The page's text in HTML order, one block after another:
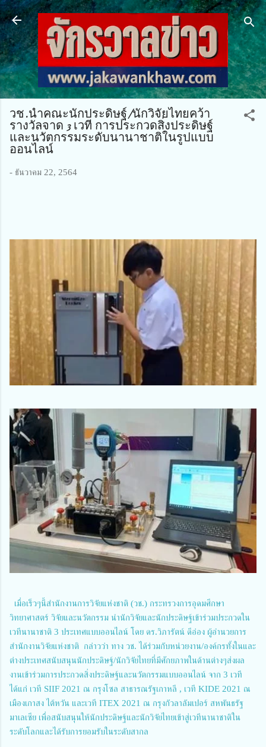
ข้ามไปที่เนื้อหาหลัก
วช.นำคณะนักประดิษฐ์/นักวิจัยไทยคว้า
รางวัลจาด 3 เวที การประกวดสิ่งประดิษฐ์
และนวัตกรรมระดับนานาชาติในรูปแบบ
ออนไลน์
- ธันวาคม 22, 2564
เมื่อเร็วๆนี้สำนักงานการวิจัยแห่งชาติ (วช.) กระทรวงการอุดมศึกษา
วิทยาศาสตร์ วิจัยและนวัตกรรม นำนักวิจัยและนักประดิษฐ์เข้าร่วมประกวดใน
เวทีนานาชาติ 3 ประเทศแบบออนไลน์ โดย ดร.วิภารัตน์ ดีอ่อง ผู้อำนวยการ
สำนักงานวิจัยแห่งชาติ กล่าวว่า ทาง วช. ได้ร่วมกับหน่วยงาน/องค์กรทั้งในและ
ต่างประเทศสนับสนุนนักประดิษฐ์/นักวิจัยไทยที่มีศักยภาพในด้านต่างๆส่งผล
งานเข้าร่วมการประกวดสิ่งประดิษฐ์และนวัตกรรมแบบออนไลน์ จาก 3 เวที
ได้แก่ เวที SIIF 2021 ณ กรุงโซล สาธารณรัฐเกาหลี , เวที KIDE 2021 ณ
เมืองเกาสง ไต้หวัน และเวที ITEX 2021 ณ กรุงกัวลาลัมเปอร์ สหพันธรัฐ
มาเลเซีย เพื่อสนับสนุนให้นักประดิษฐ์และนักวิจัยไทยเข้าสู่เวทีนานาชาติใน
ระดับโลกและได้รับการยอมรับในระดับสากล